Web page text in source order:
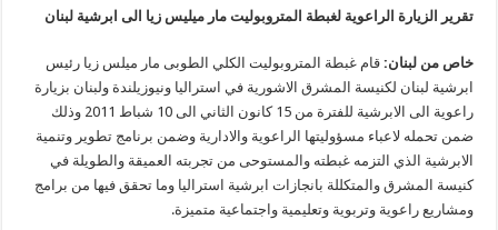
تقرير الزيارة الراعوية لغبطة المتروبوليت مار ميليس زيا الى ابرشية لبنان
خاص من لبنان: قام غبطة المتروبوليت الكلي الطوبى مار ميلس زيا رئيس
ابرشية لبنان لكنيسة المشرق الاشورية في استراليا ونيوزيلندة ولبنان بزيارة
راعوية الى الابرشية للفترة من 15 كانون الثاني الى 10 شباط 2011 وذلك
ضمن تحمله لاعباء مسؤوليتها الراعوية والادارية وضمن برنامج تطوير وتنمية
الابرشية الذي التزمه غبطته والمستوحى من تجربته العميقة والطويلة في
كنيسة المشرق والمتكللة بانجازات ابرشية استراليا وما تحقق فيها من برامج
ومشاريع راعوية وتربوية وتعليمية واجتماعية متميزة.